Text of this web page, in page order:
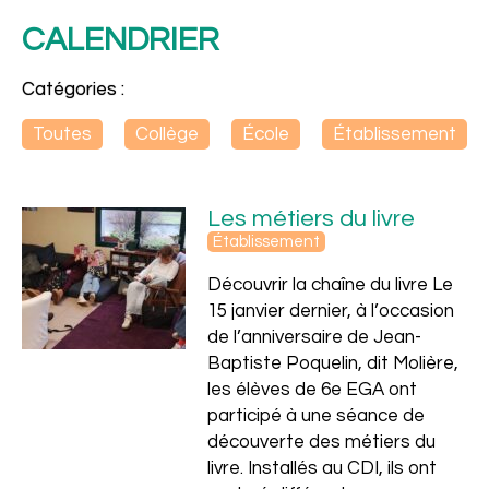
Ensemble
CALENDRIER
Catégories :
Toutes Collège École Établissement
Les métiers du livre
Établissement
Découvrir la chaîne du livre Le
15 janvier dernier, à l’occasion
de l’anniversaire de Jean-
Baptiste Poquelin, dit Molière,
les élèves de 6e EGA ont
participé à une séance de
découverte des métiers du
livre. Installés au CDI, ils ont